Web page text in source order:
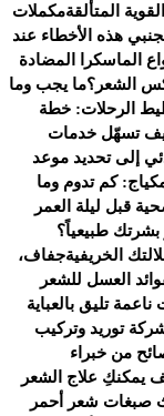
المتألقةمكملات
هذه الأخطاء عند
الماسكرا المضادة
الشعر؟ما يجب وما
الرحلات: خطة
تسهّل خدمات
إلى تحديد موعد
كم تدوم وما
قبل ليلة العمر
طبيعياً؟
الخريفيةجفاف،
العسل للشعر
تليق بالعباية
توريد وتركيب
من خبراء
يمكنكِ علاج الشعر
صبغات شعر أحمر